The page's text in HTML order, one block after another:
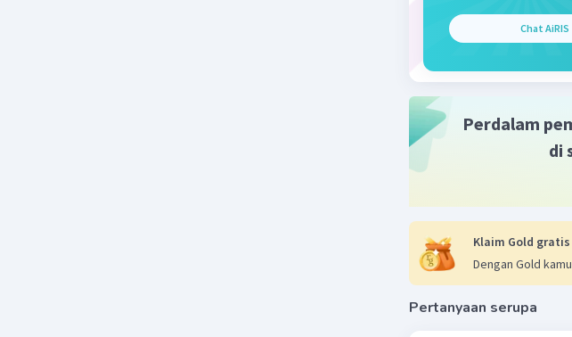
= π×r×r
Jadi luas
Dela A
Jawaban
Chat AiRIS
Perdalam
di
Klaim Gold
Dengan Gold
Pertanyaan serupa